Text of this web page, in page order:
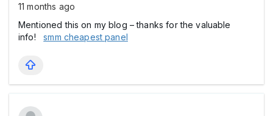
11 months ago
Mentioned this on my blog – thanks for the valuable
info!smm cheapest panel